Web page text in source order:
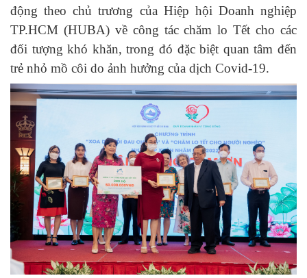
động theo chủ trương của Hiệp hội Doanh nghiệp
TP.HCM (HUBA) về công tác chăm lo Tết cho các
đối tượng khó khăn, trong đó đặc biệt quan tâm đến
trẻ nhỏ mồ côi do ảnh hưởng của dịch Covid-19.